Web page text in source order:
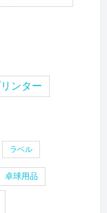
ンター
ラベル
卓球用品